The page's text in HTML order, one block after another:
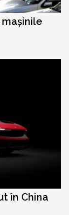
mașinile
în China